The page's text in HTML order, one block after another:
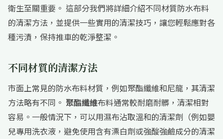
衛生至關重要。 這部分我們將詳細介紹不同材質防水布料
的清潔方法，並提供一些實用的清潔技巧，讓您輕鬆應對各
種污漬，保持推車的乾淨整潔。
不同材質的清潔方法
市面上常見的防水布料材質，例如聚酯纖維和尼龍，其清潔
方法略有不同。 聚酯纖維布料通常較耐磨耐髒，清潔相對
容易。一般情況下，可以用濕布沾取溫和的清潔劑（例如嬰
兒專用洗衣液，避免使用含有漂白劑或強酸強鹼成分的清潔